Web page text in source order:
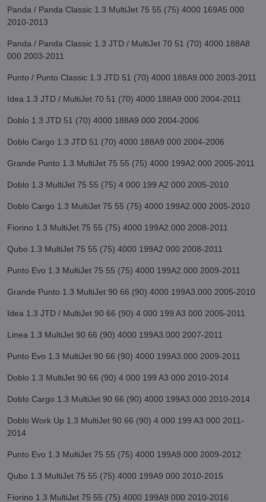
Panda / Panda Classic 1.3 MultiJet 75 55 (75) 4000 169A5 000
2010-2013
Panda / Panda Classic 1.3 JTD / MultiJet 70 51 (70) 4000 188A8
000 2003-2011
Punto / Punto Classic 1.3 JTD 51 (70) 4000 188A9.000 2003-2011
Idea 1.3 JTD / MultiJet 70 51 (70) 4000 188A9 000 2004-2011
Doblo 1.3 JTD 51 (70) 4000 188A9 000 2004-2006
Doblo Cargo 1.3 JTD 51 (70) 4000 188A9 000 2004-2006
Grande Punto 1.3 MultiJet 75 55 (75) 4000 199A2.000 2005-2011
Doblo 1.3 MultiJet 75 55 (75) 4 000 199 A2 000 2005-2010
Doblo Cargo 1.3 MultiJet 75 55 (75) 4000 199A2.000 2005-2010
Fiorino 1.3 MultiJet 75 55 (75) 4000 199A2.000 2008-2011
Qubo 1.3 MultiJet 75 55 (75) 4000 199A2 000 2008-2011
Punto Evo 1.3 MultiJet 75 55 (75) 4000 199A2.000 2009-2011
Grande Punto 1.3 MultiJet 90 66 (90) 4000 199A3.000 2005-2010
Idea 1.3 JTD / MultiJet 90 66 (90) 4 000 199 A3 000 2005-2011
Linea 1.3 MultiJet 90 66 (90) 4000 199A3.000 2007-2011
Punto Evo 1.3 MultiJet 90 66 (90) 4000 199A3.000 2009-2011
Doblo 1.3 MultiJet 90 66 (90) 4 000 199 A3 000 2010-2014
Doblo Cargo 1.3 MultiJet 90 66 (90) 4000 199A3.000 2010-2014
Doblo Work Up 1.3 MultiJet 90 66 (90) 4 000 199 A3 000 2011-
2014
Punto Evo 1.3 MultiJet 75 55 (75) 4000 199A9.000 2009-2012
Qubo 1.3 MultiJet 75 55 (75) 4000 199A9 000 2010-2015
Fiorino 1.3 MultiJet 75 55 (75) 4000 199A9 000 2010-2016